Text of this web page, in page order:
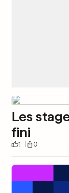
Les
fini
1 0